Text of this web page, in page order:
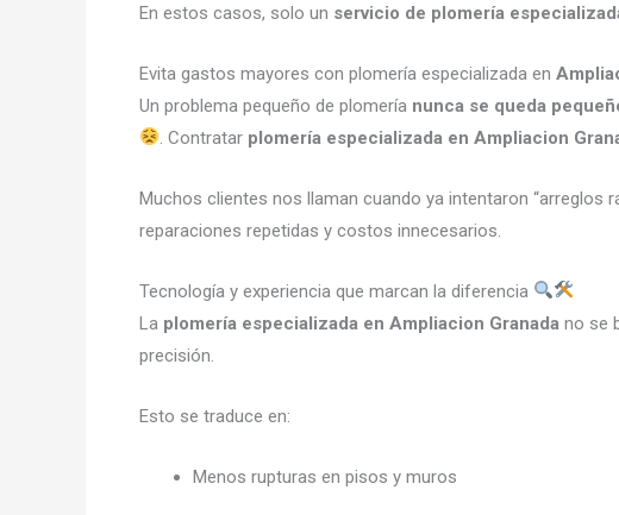
En estos casos, solo un servicio de plomería
Evita gastos mayores con plomería especializada en
Un problema pequeño de plomería nunca se queda
. Contratar plomería especializada en Ampliacion
Muchos clientes nos llaman cuando ya intentaron
reparaciones repetidas y costos innecesarios.
Tecnología y experiencia que marcan la diferencia
La plomería especializada en Ampliacion Granada no se
precisión.
Esto se traduce en:
Menos rupturas en pisos y muros